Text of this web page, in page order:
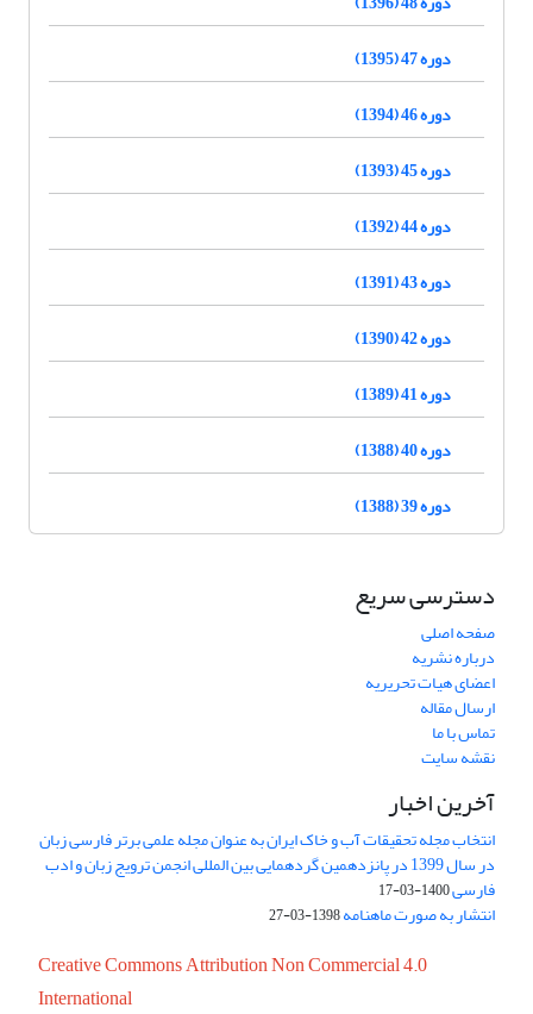
دوره 47 (1395)
دوره 46 (1394)
دوره 45 (1393)
دوره 44 (1392)
دوره 43 (1391)
دوره 42 (1390)
دوره 41 (1389)
دوره 40 (1388)
دوره 39 (1388)
دسترسی سریع
صفحه اصلی
درباره نشریه
اعضای هیات تحریریه
ارسال مقاله
تماس با ما
نقشه سایت
آخرین اخبار
انتخاب مجله تحقیقات آب و خاک ایران به عنوان مجله علمی برتر فارسی زبان
در سال 1399 در پانزدهمین گردهمایی بین المللی انجمن ترویج زبان و ادب
فارسی1400-03-17
انتشار به صورت ماهنامه1398-03-27
Creative Commons Attribution Non Commercial 4.0
International